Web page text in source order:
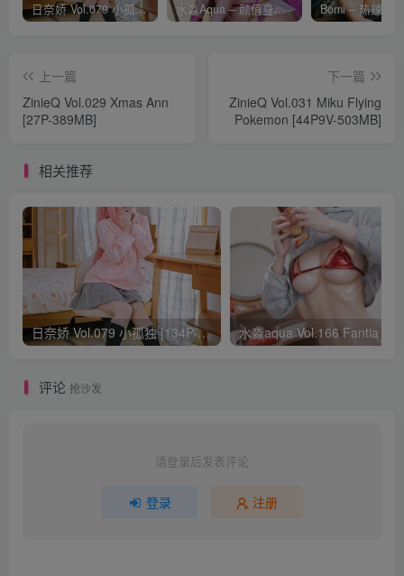
日奈娇 Vol.079 小孤独 [134P-1.84GB] 水淼Aqua – 颜值身材双在线 火爆日本 Cos写真作品合集
上一篇
ZinieQ Vol.029 Xmas Ann
[27P-389MB]
下一篇
ZinieQ Vol.031 Miku Flying
Pokemon [44P9V-503MB]
相关推荐
日奈娇 Vol.079 小孤独 [134P-1.84GB]
评论 抢沙发
请登录后发表评论
登录 注册